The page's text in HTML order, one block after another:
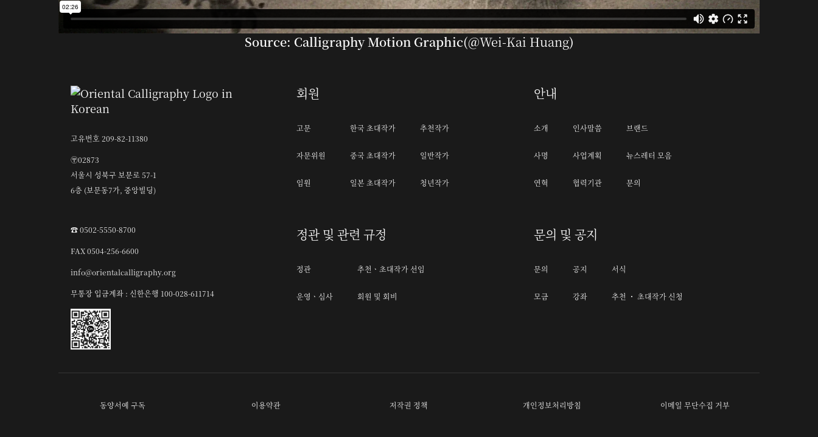
Source: Calligraphy Motion Graphic(@Wei-Kai Huang)
고유번호 209-82-11380
〶02873
서울시 성북구 보문로 57-1
6층 (보문동7가, 중앙빌딩)
☎︎ 0502-5550-8700
FAX 0504-256-6600
info@orientalcalligraphy.org
무통장 입금계좌 : 신한은행 100-028-611714
회원
고문
자문위원
임원
한국 초대작가
중국 초대작가
일본 초대작가
추천작가
일반작가
청년작가
정관 및 관련 규정
정관
운영ㆍ심사
추천ㆍ초대작가 선임
회원 및 회비
안내
소개
사명
연혁
인사말씀
사업계획
협력기관
브랜드
뉴스레터 모음
문의
문의 및 공지
문의 공지 서식
모금 강좌 추천 ・ 초대작가 신청
동양서예 구독 이용약관 저작권 정책 개인정보처리방침 이메일 무단수집 거부